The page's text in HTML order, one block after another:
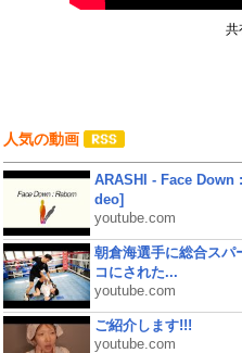
共
人気の動画
ARASHI - Face
deo]
youtube.com
朝倉海選手に総合スパ
コにされた...
youtube.com
ご紹介します!!!
youtube.com